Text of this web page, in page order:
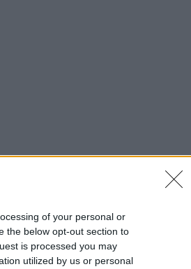
of your personal or
the below opt-out section to
is processed you may
utilized by us or personal